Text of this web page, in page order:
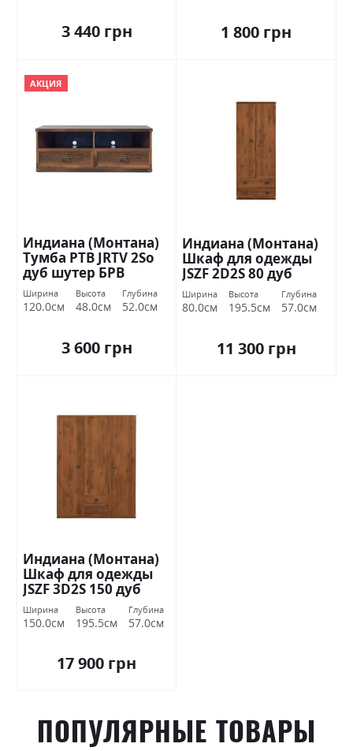
3 440 грн 1 800 грн
АКЦИЯ
Индиана (Монтана)
Тумба РТВ JRTV 2Sо
дуб шутер БРВ
Украина
Ширина
120.0см
Высота
48.0см
Глубина
52.0см
3 600 грн
Индиана (Монтана)
Шкаф для одежды
JSZF 2D2S 80 дуб
шутер БРВ Украина
Ширина
80.0см
Высота
195.5см
Глубина
57.0см
11 300 грн
Индиана (Монтана)
Шкаф для одежды
JSZF 3D2S 150 дуб
шутер БРВ Украина
Ширина
150.0см
Высота
195.5см
Глубина
57.0см
17 900 грн
ПОПУЛЯРНЫЕ ТОВАРЫ